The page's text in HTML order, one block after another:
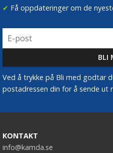
✔ Få oppdateringer om de
Ved å trykke på Bli med godtar
postadressen din for å sende ut
KONTAKT
info@kamda.se